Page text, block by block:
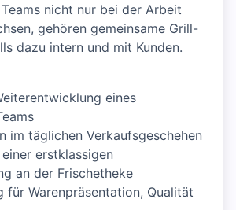
nicht nur bei der Arbeit
gehören gemeinsame Grill-
dazu intern und mit Kunden.
eines
im täglichen Verkaufsgeschehen
erstklassigen
an der Frischetheke
für Warenpräsentation, Qualität